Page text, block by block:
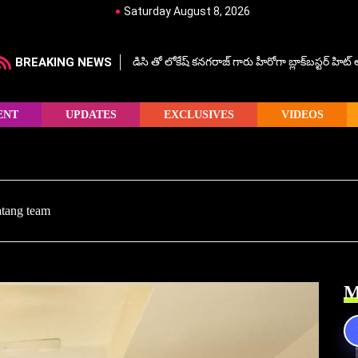
Saturday August 8, 2026
BREAKING NEWS డిసి తో లోకేష్ కనగరాజ్ గారు హీరోగా బ్లాక్‌బస్టర్ హిట్
UPDATES EXCLUSIVES VIDEOS
team